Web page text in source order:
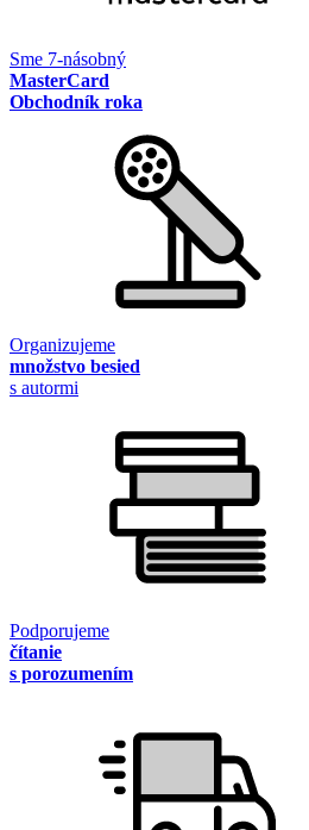
Sme 7-násobný
MasterCard
Obchodník roka
Organizujeme
množstvo besied
s autormi
Podporujeme
čítanie
s porozumením